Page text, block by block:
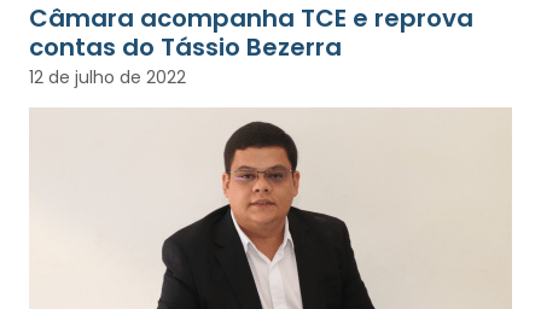
Câmara acompanha TCE e reprova
contas do Tássio Bezerra
12 de julho de 2022